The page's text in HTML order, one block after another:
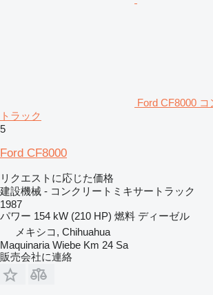
Ford CF8000
トラック
5
Ford CF8000
リクエストに応じた価格
建設機械 - コンクリートミキサートラック
1987
パワー 154 kW (210 HP) 燃料 ディーゼル
メキシコ, Chihuahua
Maquinaria Wiebe Km 24 Sa
販売会社に連絡